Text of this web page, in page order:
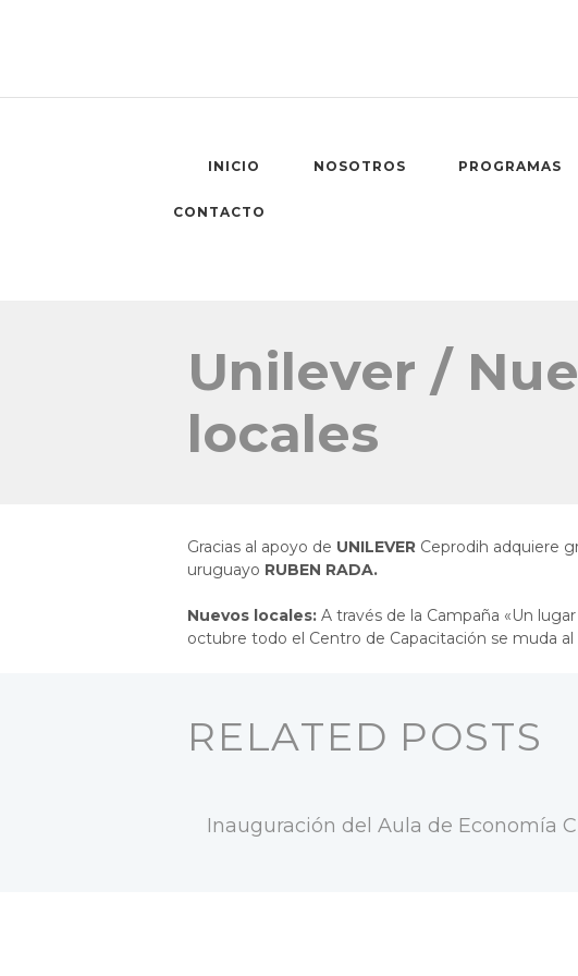
INICIO NOSOTROS PROGRAMAS
CONTACTO
Unilever /
locales
Gracias al apoyo de UNILEVER Ceprodih adquiere
uruguayo RUBEN RADA.
Nuevos locales: A través de la Campaña «Un
octubre todo el Centro de Capacitación se muda al
RELATED POSTS
Inauguración del Aula de Economía